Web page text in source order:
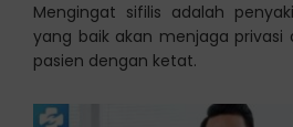
Mengingat sifilis adalah
yang baik akan menjaga privasi
pasien dengan ketat.